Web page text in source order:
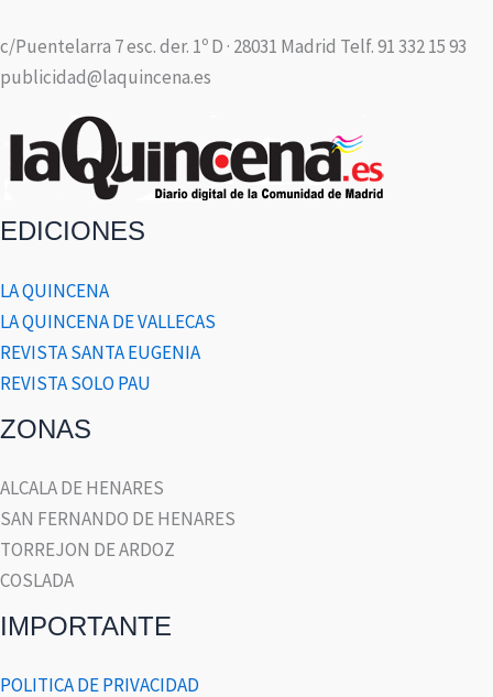
c/Puentelarra 7 esc. der. 1º D · 28031 Madrid Telf. 91 332 15 93
publicidad@laquincena.es
EDICIONES
LA QUINCENA
LA QUINCENA DE VALLECAS
REVISTA SANTA EUGENIA
REVISTA SOLO PAU
ZONAS
ALCALA DE HENARES
SAN FERNANDO DE HENARES
TORREJON DE ARDOZ
COSLADA
IMPORTANTE
POLITICA DE PRIVACIDAD